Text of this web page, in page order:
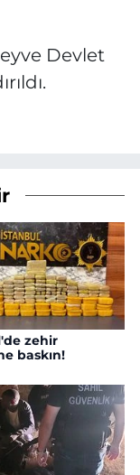
Devlet
zehir
baskın!